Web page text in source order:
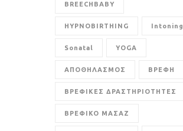
BREECHBABY
HYPNOBIRTHING Intoning
Sonatal YOGA
ΑΠΟΘΗΛΑΣΜΟΣ ΒΡΕΦΗ
ΒΡΕΦΙΚΕΣ ΔΡΑΣΤΗΡΙΟΤΗΤΕΣ
ΒΡΕΦΙΚΟ ΜΑΣΑΖ